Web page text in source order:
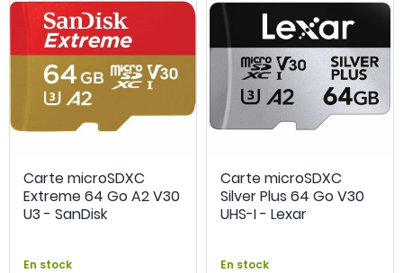
Carte microSDXC
Extreme 64 Go A2 V30
U3 - SanDisk
En stock
Carte microSDXC
Silver Plus 64 Go V30
UHS-I - Lexar
En stock